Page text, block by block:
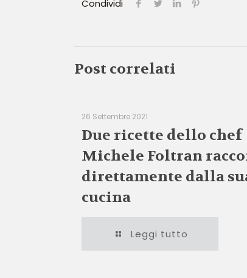
Condividi
Post correlati
26 Settembre 2021
Due ricette dello chef
Michele Foltran
direttamente dalla
cucina
Leggi tutto